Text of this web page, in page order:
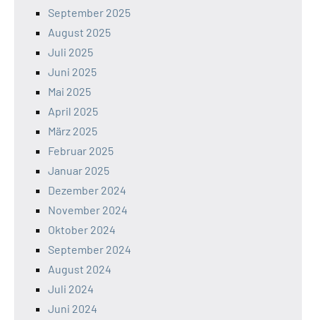
September 2025
August 2025
Juli 2025
Juni 2025
Mai 2025
April 2025
März 2025
Februar 2025
Januar 2025
Dezember 2024
November 2024
Oktober 2024
September 2024
August 2024
Juli 2024
Juni 2024